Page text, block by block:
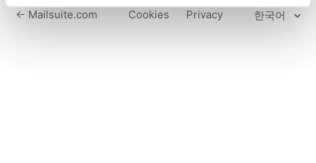
← Mailsuite.com Cookies Privacy 한국어